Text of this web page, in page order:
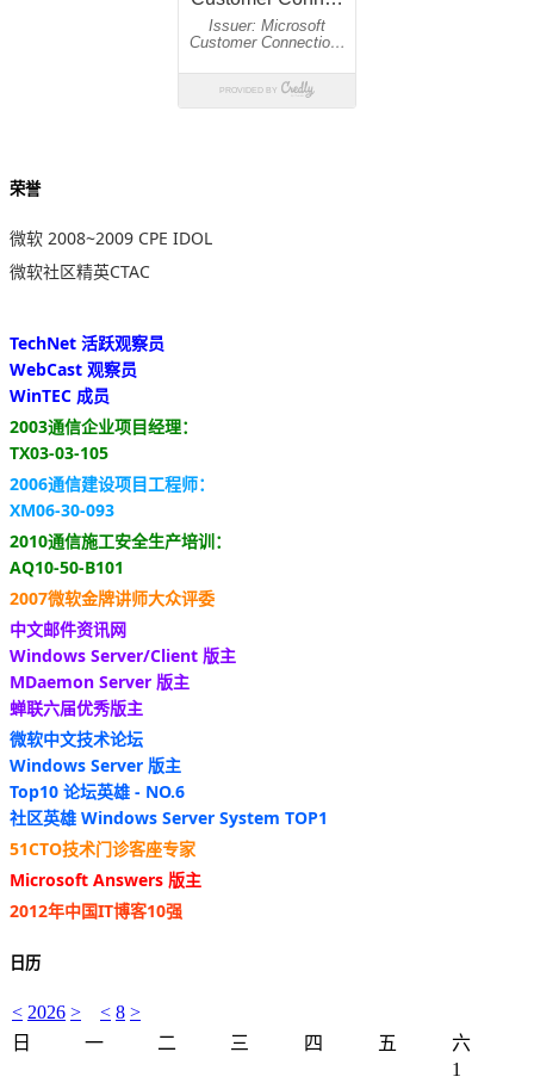
荣誉
微软 2008~2009 CPE IDOL
微软社区精英CTAC
TechNet 活跃观察员
WebCast 观察员
WinTEC 成员
2003通信企业项目经理：
TX03-03-105
2006通信建设项目工程师：
XM06-30-093
2010通信施工安全生产培训：
AQ10-50-B101
2007微软金牌讲师大众评委
中文邮件资讯网
Windows Server/Client 版主
MDaemon Server 版主
蝉联六届优秀版主
微软中文技术论坛
Windows Server 版主
Top10 论坛英雄 - NO.6
社区英雄 Windows Server System TOP1
51CTO技术门诊客座专家
Microsoft Answers 版主
2012年中国IT博客10强
日历
< 2026 > < 8 >
日
一 二 三 四 五
六
1